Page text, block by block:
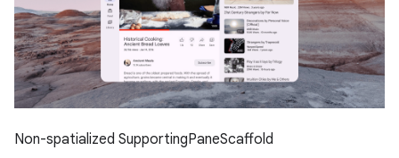
Non-spatialized SupportingPaneScaffold